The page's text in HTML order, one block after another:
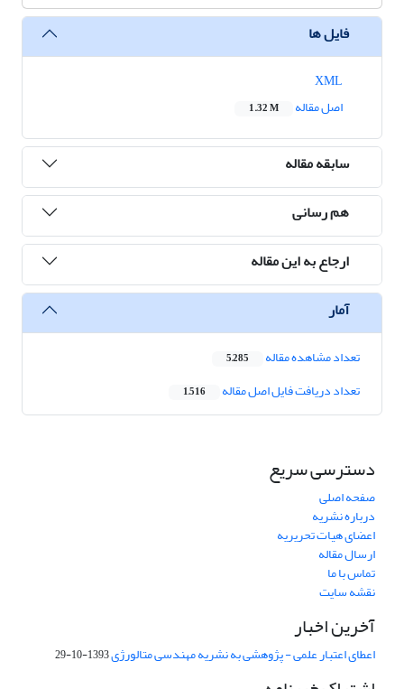
فایل ها
اصل مقاله
1.32 M
سابقه مقاله
هم رسانی
ارجاع به این مقاله
آمار
تعداد مشاهده مقاله 5,285
تعداد دریافت فایل اصل مقاله 1,516
دسترسی سریع
صفحه اصلی
درباره نشریه
اعضای هیات تحریریه
ارسال مقاله
تماس با ما
نقشه سایت
آخرین اخبار
اعطای اعتبار علمی - پژوهشی به نشریه مهندسی متالورژی1393-10-29